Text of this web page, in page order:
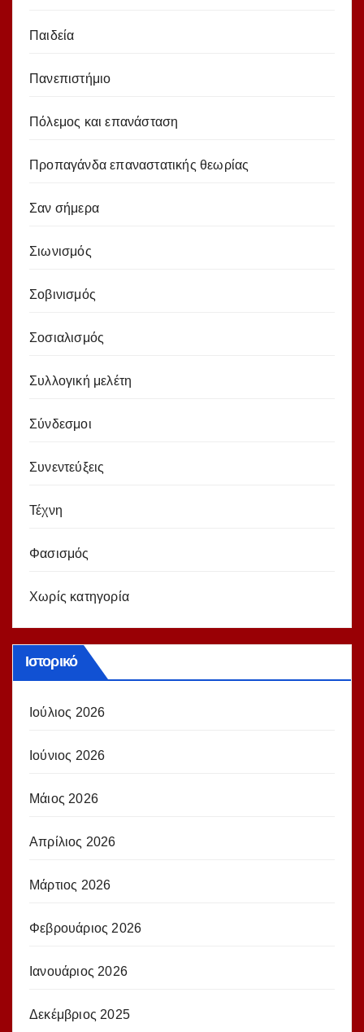
Παιδεία
Πανεπιστήμιο
Πόλεμος και επανάσταση
Προπαγάνδα επαναστατικής θεωρίας
Σαν σήμερα
Σιωνισμός
Σοβινισμός
Σοσιαλισμός
Συλλογική μελέτη
Σύνδεσμοι
Συνεντεύξεις
Τέχνη
Φασισμός
Χωρίς κατηγορία
Ιστορικό
Ιούλιος 2026
Ιούνιος 2026
Μάιος 2026
Απρίλιος 2026
Μάρτιος 2026
Φεβρουάριος 2026
Ιανουάριος 2026
Δεκέμβριος 2025